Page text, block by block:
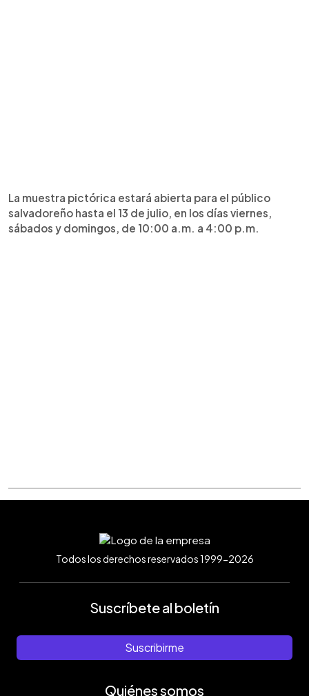
La muestra pictórica estará abierta para el público
salvadoreño hasta el 13 de julio, en los días viernes,
sábados y domingos, de 10:00 a.m. a 4:00 p.m.
Todos los derechos reservados 1999-2026
Suscríbete al boletín
Suscribirme
Quiénes somos